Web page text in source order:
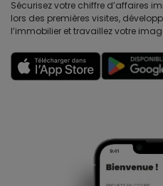
Sécurisez votre chiffre d’affaires
lors des premières visites,
l’immobilier et travaillez votre